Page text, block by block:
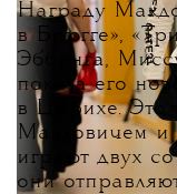
Награду
в Брюгге»,
Эббинга,
показа его
в Цюрихе. Это
Малковичем и
играют двух
они